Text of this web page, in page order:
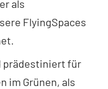
als
FlyingSpaces
prädestiniert für
im Grünen, als